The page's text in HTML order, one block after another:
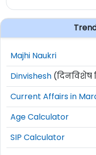
Majhi Naukri
Dinvishesh (दिनविशेष
Current Affairs in
Age Calculator
SIP Calculator